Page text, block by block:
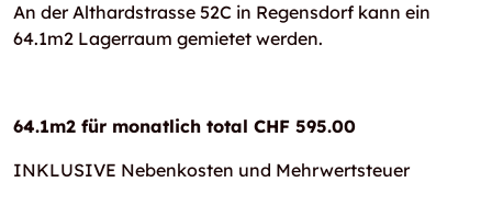
An der Althardstrasse 52C in Regensdorf kann ein
64.1m2 Lagerraum gemietet werden.
64.1m2 für monatlich total CHF 595.00
INKLUSIVE Nebenkosten und Mehrwertsteuer